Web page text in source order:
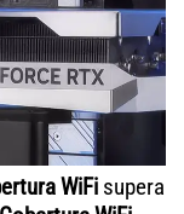
WiFi supera